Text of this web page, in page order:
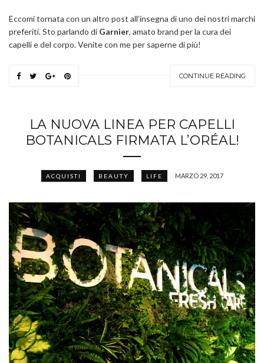
Eccomi tornata con un altro post all’insegna di uno dei nostri marchi
preferiti. Sto parlando di Garnier, amato brand per la cura dei
capelli e del corpo. Venite con me per saperne di più!
CONTINUE READING
LA NUOVA LINEA PER CAPELLI
BOTANICALS FIRMATA L’ORÉAL!
ACQUISTI BEAUTY LIFE MARZO 29, 2017